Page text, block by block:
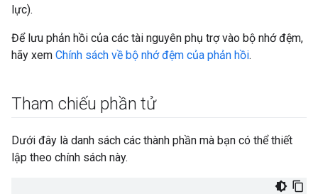
lực).
Để lưu phản hồi của các tài nguyên phụ trợ vào bộ nhớ đệm,
hãy xem Chính sách về bộ nhớ đệm của phản hồi.
Tham chiếu phần tử
Dưới đây là danh sách các thành phần mà bạn có thể thiết
lập theo chính sách này.